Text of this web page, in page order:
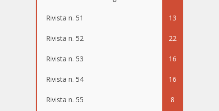
Rivista n. 51 13
Rivista n. 52 22
Rivista n. 53 16
Rivista n. 54 16
Rivista n. 55 8